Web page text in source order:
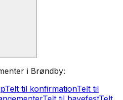
i Brøndby:
Telt til konfirmationTelt til